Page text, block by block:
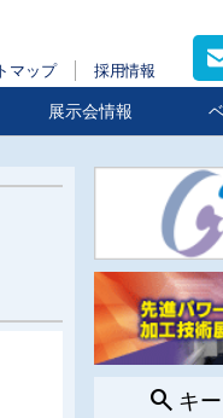
マップ 採用情報
展示会情報
search キ